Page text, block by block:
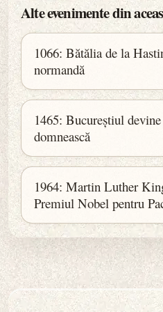
Alte evenimente din
1066: Bătălia de la
normandă
1465: Bucureștiul
domnească
1964: Martin Luther
Premiul Nobel pentru